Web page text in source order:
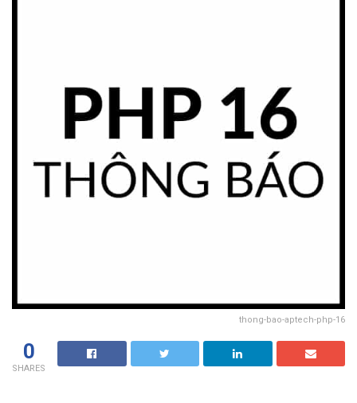
thong-bao-aptech-php-16
0
SHARES